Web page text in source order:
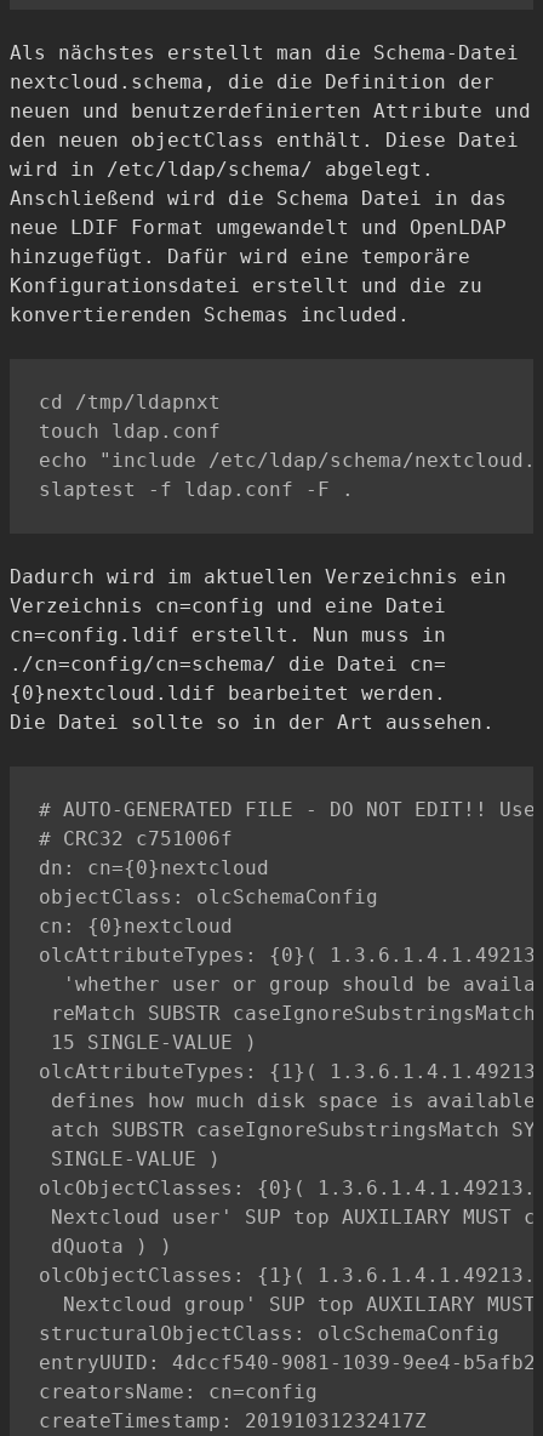
Als nächstes erstellt man die Schema-Datei
nextcloud.schema, die die Definition der
neuen und benutzerdefinierten Attribute und
den neuen objectClass enthält. Diese Datei
wird in /etc/ldap/schema/ abgelegt.
Anschließend wird die Schema Datei in das
neue LDIF Format umgewandelt und OpenLDAP
hinzugefügt. Dafür wird eine temporäre
Konfigurationsdatei erstellt und die zu
konvertierenden Schemas included.
cd /tmp/ldapnxt
touch ldap.conf
echo "include /etc/ldap/schema/
Dadurch wird im aktuellen Verzeichnis ein
Verzeichnis cn=config und eine Datei
cn=config.ldif erstellt. Nun muss in
./cn=config/cn=schema/ die Datei cn=
{0}nextcloud.ldif bearbeitet werden.
Die Datei sollte so in der Art aussehen.
# AUTO-GENERATED FILE - DO NOT EDIT!!
# CRC32 c751006f
dn: cn={0}nextcloud
objectClass: olcSchemaConfig
cn: {0}nextcloud
olcAttributeTypes: {0}(
'whether user or group should be
reMatch SUBSTR
15 SINGLE-VALUE )
olcAttributeTypes: {1}(
defines how much disk space is available
atch SUBSTR caseIgnoreSubstringsMatch
SINGLE-VALUE )
olcObjectClasses: {0}(
Nextcloud user' SUP top AUXILIARY
dQuota ) )
olcObjectClasses: {1}(
Nextcloud group' SUP top AUXILIARY
structuralObjectClass: olcSchemaConfig
entryUUID: 4dccf540-9081-1039-9ee4-
creatorsName: cn=config
createTimestamp: 20191031232417Z